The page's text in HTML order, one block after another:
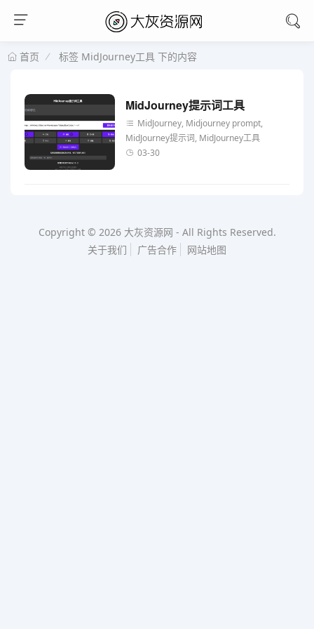
首页 标签 MidJourney工具 下的内容
MidJourney提示词工具
MidJourney, Midjourney prompt,
MidJourney提示词, MidJourney工具
03-30
Copyright © 2026 大灰资源网 - All Rights Reserved.
关于我们
广告合作 网站地图